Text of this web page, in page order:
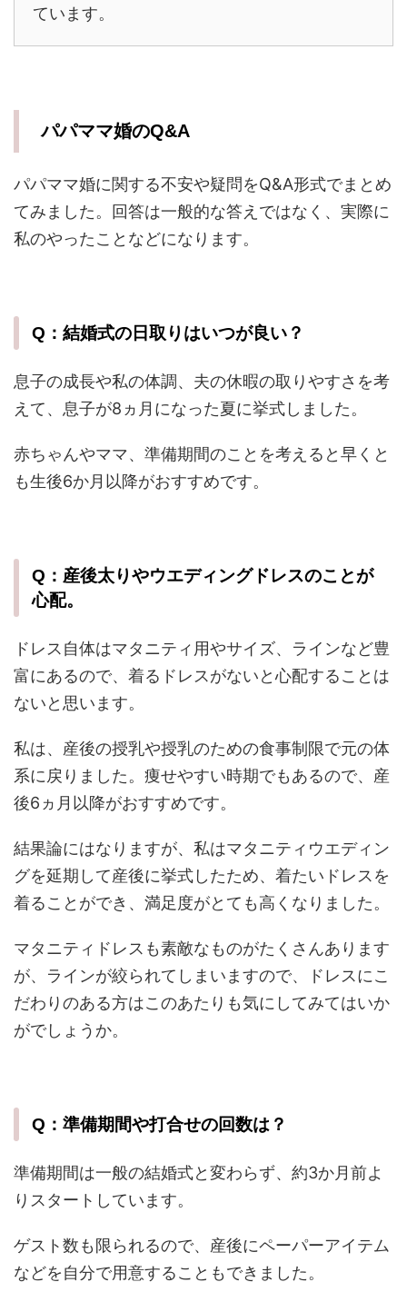
ています。
パパママ婚のQ&A
パパママ婚に関する不安や疑問をQ&A形式でまとめ
てみました。回答は一般的な答えではなく、実際に
私のやったことなどになります。
Q：結婚式の日取りはいつが良い？
息子の成長や私の体調、夫の休暇の取りやすさを考
えて、息子が8ヵ月になった夏に挙式しました。
赤ちゃんやママ、準備期間のことを考えると早くと
も生後6か月以降がおすすめです。
Q：産後太りやウエディングドレスのことが
心配。
ドレス自体はマタニティ用やサイズ、ラインなど豊
富にあるので、着るドレスがないと心配することは
ないと思います。
私は、産後の授乳や授乳のための食事制限で元の体
系に戻りました。痩せやすい時期でもあるので、産
後6ヵ月以降がおすすめです。
結果論にはなりますが、私はマタニティウエディン
グを延期して産後に挙式したため、着たいドレスを
着ることができ、満足度がとても高くなりました。
マタニティドレスも素敵なものがたくさんあります
が、ラインが絞られてしまいますので、ドレスにこ
だわりのある方はこのあたりも気にしてみてはいか
がでしょうか。
Q：準備期間や打合せの回数は？
準備期間は一般の結婚式と変わらず、約3か月前よ
りスタートしています。
ゲスト数も限られるので、産後にペーパーアイテム
などを自分で用意することもできました。